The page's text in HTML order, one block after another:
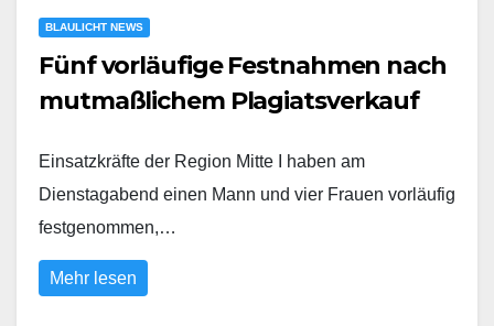
BLAULICHT NEWS
Fünf vorläufige Festnahmen nach
mutmaßlichem Plagiatsverkauf
Einsatzkräfte der Region Mitte I haben am
Dienstagabend einen Mann und vier Frauen vorläufig
festgenommen,…
Mehr lesen